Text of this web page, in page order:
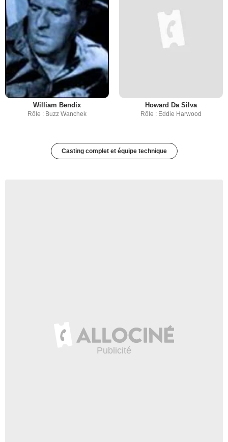
William Bendix
Rôle : Buzz Wanchek
Howard Da Silva
Rôle : Eddie Harwood
Casting complet et équipe technique